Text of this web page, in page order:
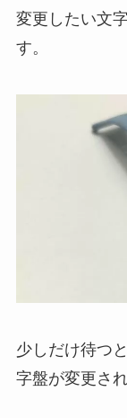
変更したい文
す。
少しだけ待つ
字盤が変更さ